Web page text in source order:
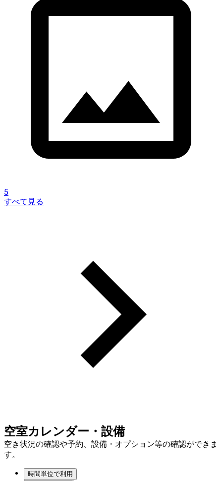
5
すべて見る
空室カレンダー・設備
空き状況の確認や予約、設備・オプション等の確認ができま
す。
時間単位で利用